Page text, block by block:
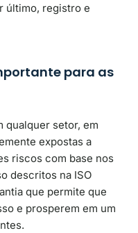
último, registro e
para as
qualquer setor, em
expostas a
riscos com base nos
descritos na ISO
que permite que
e prosperem em um